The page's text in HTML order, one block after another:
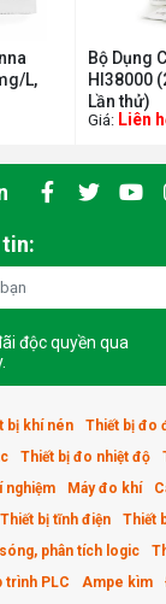
L,
Bộ Dụng
HI38000
Lần thử)
Giá: Liên
độc quyền qua
bị khí nén
Thiết bị đo
Thiết bị đo nhiệt độ
nghiệm
Máy đo khí
Thiết bị tĩnh điện
Thiết
phân tích logic
trình PLC Ampe kìm